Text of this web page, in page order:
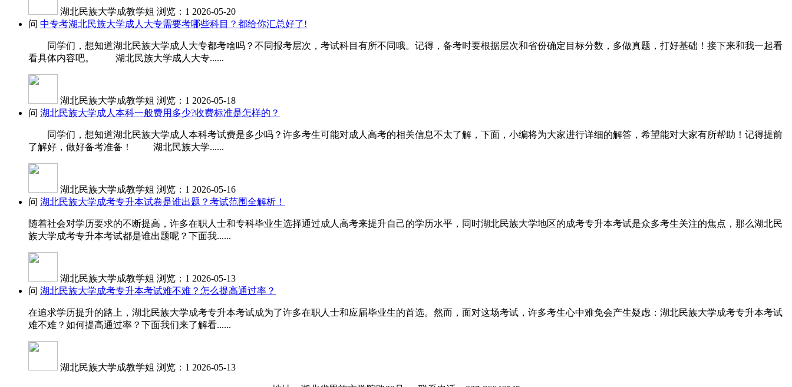
湖北民族大学成教学姐 浏览：1 2026-05-20
问 中专考湖北民族大学成人大专需要考哪些科目？都给你汇总好了!
同学们，想知道湖北民族大学成人大专都考啥吗？不同报考层次，考试科目有所不同哦。记得，备考时要根据层次和省份确定目标分数，多做真题，打好基础！接下来和我一起看
看具体内容吧。 湖北民族大学成人大专......
湖北民族大学成教学姐 浏览：1 2026-05-18
问 湖北民族大学成人本科一般费用多少?收费标准是怎样的？
同学们，想知道湖北民族大学成人本科考试费是多少吗？许多考生可能对成人高考的相关信息不太了解，下面，小编将为大家进行详细的解答，希望能对大家有所帮助！记得提前
了解好，做好备考准备！ 湖北民族大学......
湖北民族大学成教学姐 浏览：1 2026-05-16
问 湖北民族大学成考专升本试卷是谁出题？考试范围全解析！
随着社会对学历要求的不断提高，许多在职人士和专科毕业生选择通过成人高考来提升自己的学历水平，同时湖北民族大学地区的成考专升本考试是众多考生关注的焦点，那么湖北民
族大学成考专升本考试都是谁出题呢？下面我......
湖北民族大学成教学姐 浏览：1 2026-05-13
问 湖北民族大学成考专升本考试难不难？怎么提高通过率？
在追求学历提升的路上，湖北民族大学成考专升本考试成为了许多在职人士和应届毕业生的首选。然而，面对这场考试，许多考生心中难免会产生疑虑：湖北民族大学成考专升本考试
难不难？如何提高通过率？下面我们来了解看......
湖北民族大学成教学姐 浏览：1 2026-05-13